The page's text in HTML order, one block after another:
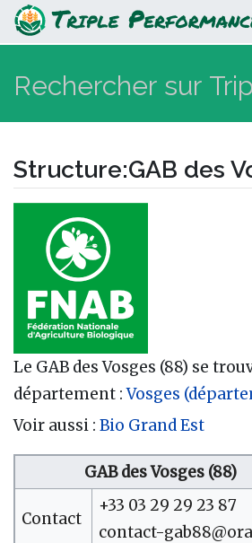
GAB des Vosges (88)
Structure:GAB des
Aller à :navigation
Le GAB des Vosges (88) se
département :Vosges
Voir aussi : Bio Grand Est
GAB des Vosges (88)
Contact
+33 03 29 29 23 87
contact-